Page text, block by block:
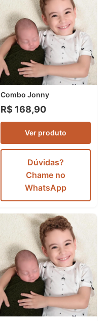
Combo Jonny
R$ 168,90
Ver produto
Dúvidas?
Chame no
WhatsApp